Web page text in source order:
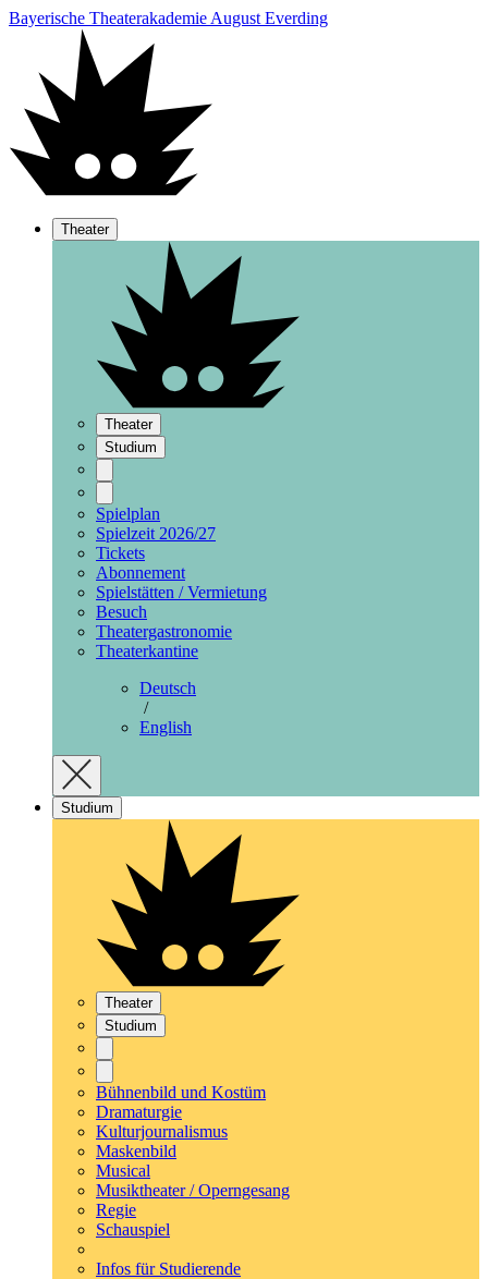
Bayerische Theaterakademie August Everding
Theater
Theater
Studium
Spielplan
Spielzeit 2026/27
Tickets
Abonnement
Spielstätten / Vermietung
Besuch
Theatergastronomie
Theaterkantine
Deutsch
/
English
Studium
Theater
Studium
Bühnenbild und Kostüm
Dramaturgie
Kulturjournalismus
Maskenbild
Musical
Musiktheater / Operngesang
Regie
Schauspiel
Infos für Studierende